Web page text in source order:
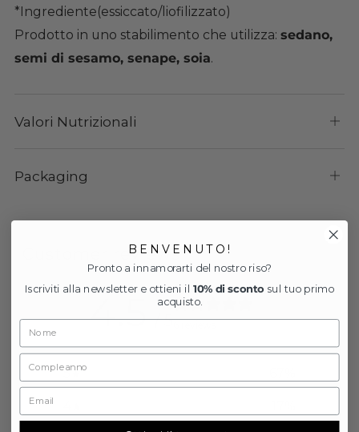
*Ingrediente(essiccato/liofilizzato)
Prodotto in uno stabilimento che utilizza: sedano,
semi di sesamo, senape, soia.
Valori Nutrizionali
Apri
Packaging
Apri
Customer reviews
4.5 / 5
5
B E N V E N U T O !
Pronto a innamorarti del nostro riso?
Iscriviti alla newsletter e ottieni il 10% di sconto sul tuo primo
acquisto.